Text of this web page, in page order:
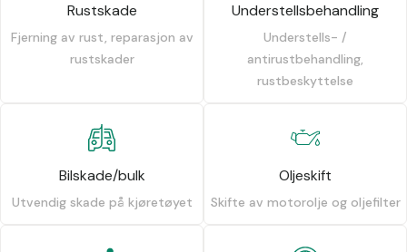
Rustskade
Fjerning av rust, reparasjon av
rustskader
Understellsbehandling
Understells- /
antirustbehandling,
rustbeskyttelse
Bilskade/bulk
Utvendig skade på kjøretøyet
Oljeskift
Skifte av motorolje og oljefilter